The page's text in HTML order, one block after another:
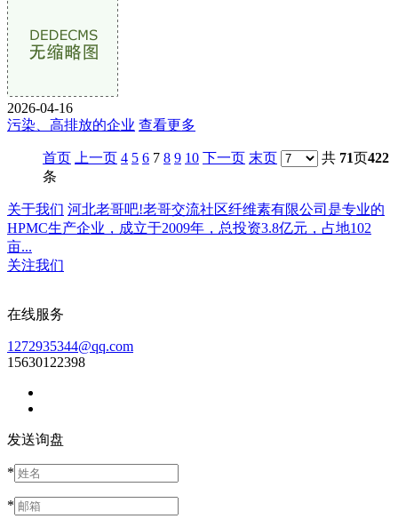
2026-04-16
污染、高排放的企业 查看更多
首页 上一页 4 5 6 7 8 9 10 下一页 末页 共 71页422
条
关于我们 河北老哥吧!老哥交流社区纤维素有限公司是专业的
HPMC生产企业，成立于2009年，总投资3.8亿元，占地102
亩...
关注我们
在线服务
1272935344@qq.com
15630122398
发送询盘
*
*